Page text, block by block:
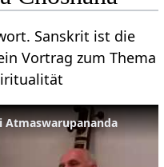
Sanskrit ist die
Vortrag zum Thema
Atmaswarupananda